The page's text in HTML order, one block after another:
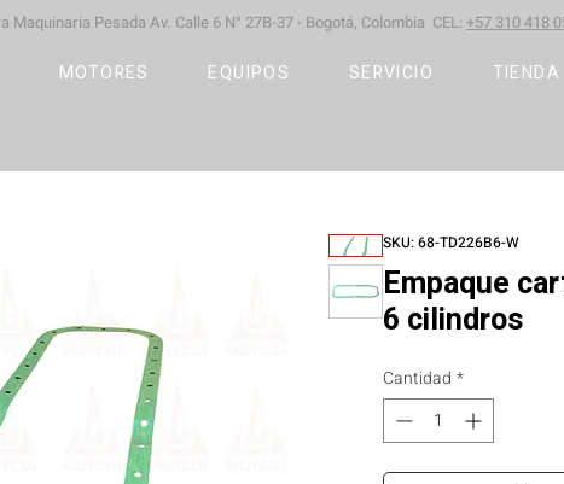
Maquinaria Pesada Av. Calle 6 N° 27B-37 - Bogotá, Colombia CEL: +57 310 418
MOTORES EQUIPOS SERVICIO TIENDA
SKU: 68-TD226B6-W
Empaque
6 cilindros
Cantidad *